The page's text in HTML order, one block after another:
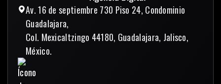
Av. 16 de septiembre 730 Piso 24, Condominio
Guadalajara,
Col. Mexicaltzingo 44180, Guadalajara, Jalisco,
México.